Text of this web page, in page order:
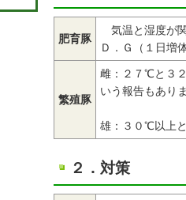
肥育豚
気温と湿度が
Ｄ．Ｇ（１日増
繁殖豚
雌：２７℃と３
いう報告もあり
雄：３０℃以上
２．対策